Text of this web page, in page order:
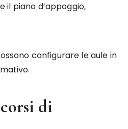
piano d’appoggio,
configurare le aule in
di